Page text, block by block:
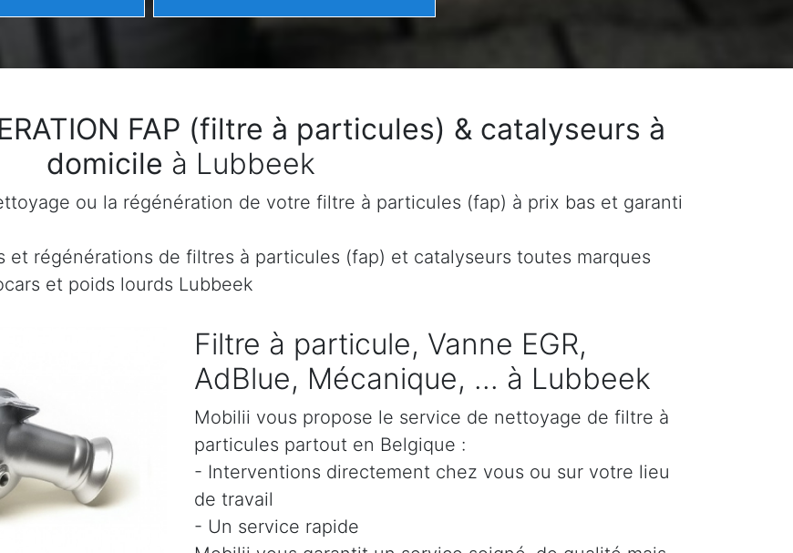
FAP (filtre à particules) & catalyseurs à
domicile à Lubbeek
ou la régénération de votre filtre à particules (fap) à prix bas et garanti
régénérations de filtres à particules (fap) et catalyseurs toutes marques
et poids lourds Lubbeek
Filtre à particule, Vanne EGR,
AdBlue, Mécanique, ... à Lubbeek
Mobilii vous propose le service de nettoyage de filtre à
particules partout en Belgique :
- Interventions directement chez vous ou sur votre lieu
de travail
- Un service rapide